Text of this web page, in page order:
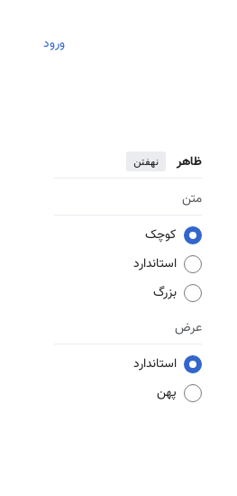
ورود
ظاهر نهفتن
متن
کوچک
استاندارد
بزرگ
عرض
استاندارد
پهن